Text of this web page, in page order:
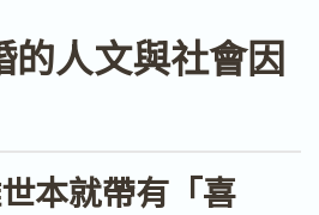
的人文與社會因
世本就帶有「喜